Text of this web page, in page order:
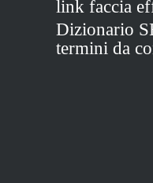
link faccia
Dizionario
termini da